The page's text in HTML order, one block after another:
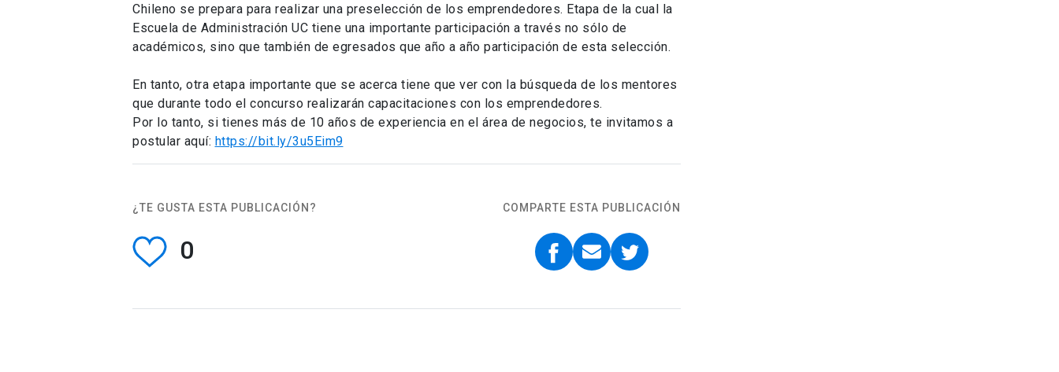
Chileno se prepara para realizar una preselección de los emprendedores. Etapa de la cual la
Escuela de Administración UC tiene una importante participación a través no sólo de
académicos, sino que también de egresados que año a año participación de esta selección.
En tanto, otra etapa importante que se acerca tiene que ver con la búsqueda de los mentores
que durante todo el concurso realizarán capacitaciones con los emprendedores.
Por lo tanto, si tienes más de 10 años de experiencia en el área de negocios, te invitamos a
postular aquí: https://bit.ly/3u5Eim9
¿TE GUSTA ESTA PUBLICACIÓN?
0
COMPARTE ESTA PUBLICACIÓN